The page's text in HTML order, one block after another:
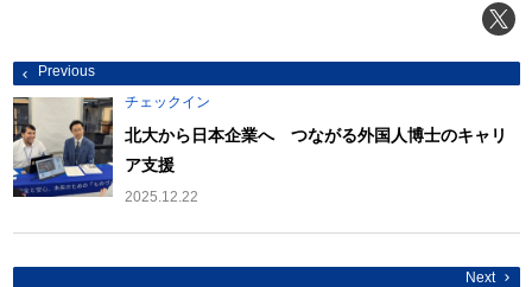
投
稿
ナ
ビ
ゲ
ー
シ
ョ
ン
Previous
チェックイン
北大から日本企業へ つながる外国人博士のキャリ
ア支援
2025.12.22
Next